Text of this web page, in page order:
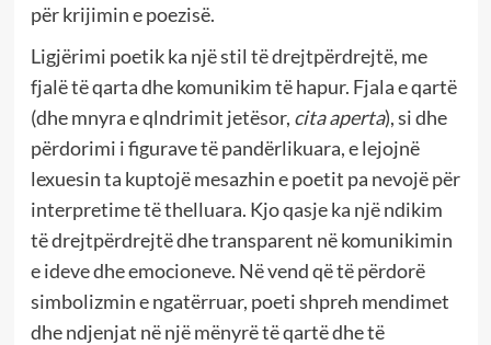
për krijimin e poezisë.
Ligjërimi poetik ka një stil të drejtpërdrejtë, me
fjalë të qarta dhe komunikim të hapur. Fjala e qartë
(dhe mnyra e qlndrimit jetësor, cita aperta), si dhe
përdorimi i figurave të pandërlikuara, e lejojnë
lexuesin ta kuptojë mesazhin e poetit pa nevojë për
interpretime të thelluara. Kjo qasje ka një ndikim
të drejtpërdrejtë dhe transparent në komunikimin
e ideve dhe emocioneve. Në vend që të përdorë
simbolizmin e ngatërruar, poeti shpreh mendimet
dhe ndjenjat në një mënyrë të qartë dhe të